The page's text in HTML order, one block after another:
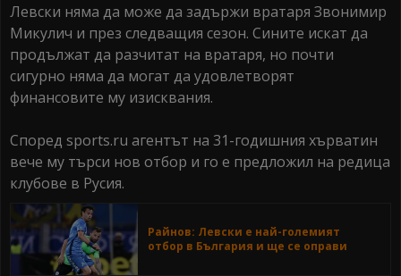
Левски няма да може да задържи вратаря Звонимир
Микулич и през следващия сезон. Сините искат да
продължат да разчитат на вратаря, но почти
сигурно няма да могат да удовлетворят
финансовите му изисквания.
Според sports.ru агентът на 31-годишния хърватин
вече му търси нов отбор и го е предложил на редица
клубове в Русия.
Райнов: Левски е най-големият
отбор в България и ще се оправи